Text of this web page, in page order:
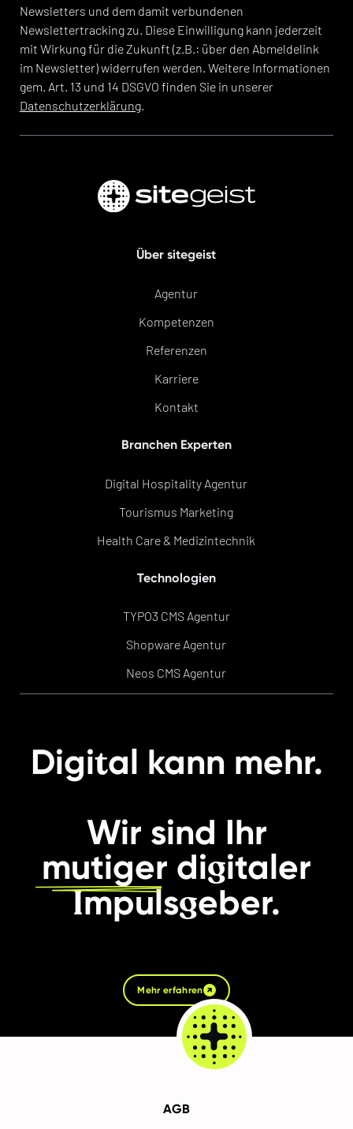
Newsletters und dem damit verbundenen
Newslettertracking zu. Diese Einwilligung kann jederzeit
mit Wirkung für die Zukunft (z.B.: über den Abmeldelink
im Newsletter) widerrufen werden. Weitere Informationen
gem. Art. 13 und 14 DSGVO finden Sie in unserer
Datenschutzerklärung.
Über sitegeist
Agentur
Kompetenzen
Referenzen
Karriere
Kontakt
Branchen Experten
Digital Hospitality Agentur
Tourismus Marketing
Health Care & Medizintechnik
Technologien
TYPO3 CMS Agentur
Shopware Agentur
Neos CMS Agentur
Digital kann mehr.
Wir sind Ihr
mutiger digitaler
Impulsgeber.
Mehr erfahren
AGB